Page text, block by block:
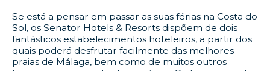
Se está a pensar em passar as suas férias na Costa do
Sol, os Senator Hotels & Resorts dispõem de dois
fantásticos estabelecimentos hoteleiros, a partir dos
quais poderá desfrutar facilmente das melhores
praias de Málaga, bem como de muitos outros